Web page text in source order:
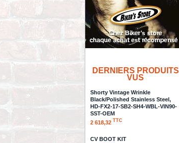
DERNIERS PRODUITS
VUS
Shorty Vintage Wrinkle
Black/Polished Stainless Steel,
HD-FX2-17-SB2-SH4-WBL-VIN90-
SST-OEM
2 618,32 TTC
CV BOOT KIT